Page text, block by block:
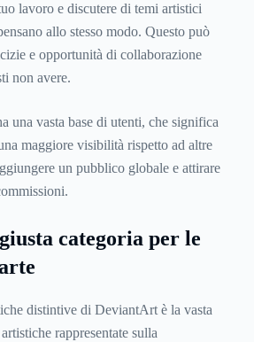
lavoro e discutere di temi artistici
allo stesso modo. Questo può
e opportunità di collaborazione
non avere.
una vasta base di utenti, che significa
maggiore visibilità rispetto ad altre
un pubblico globale e attirare
categoria per le
distintive di DeviantArt è la vasta
rappresentate sulla